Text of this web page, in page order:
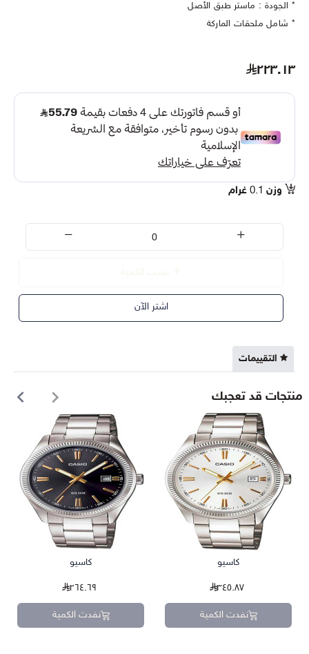
* الجودة : ماستر طبق الأصل
* شامل ملحقات الماركة
٢٢٣.١٣
وزن 0.1 غرام
اشتر الآن
التقييمات
منتجات قد تعجبك
كاسيو
٣٤٥.٨٧
نفدت الكمية
كاسيو
٢٦٤.٦٩
نفدت الكمية